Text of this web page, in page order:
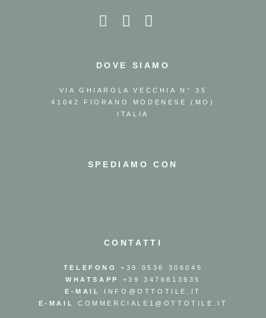
DOVE SIAMO
VIA GHIAROLA VECCHIA N° 35
41042 FIORANO MODENESE (MO)
ITALIA
SPEDIAMO CON
CONTATTI
TELEFONO
+39 0536 306045
WHATSAPP
+39 3476813935
E-MAIL
INFO@OTTOTILE.IT
E-MAIL
COMMERCIALE1@OTTOTILE.IT